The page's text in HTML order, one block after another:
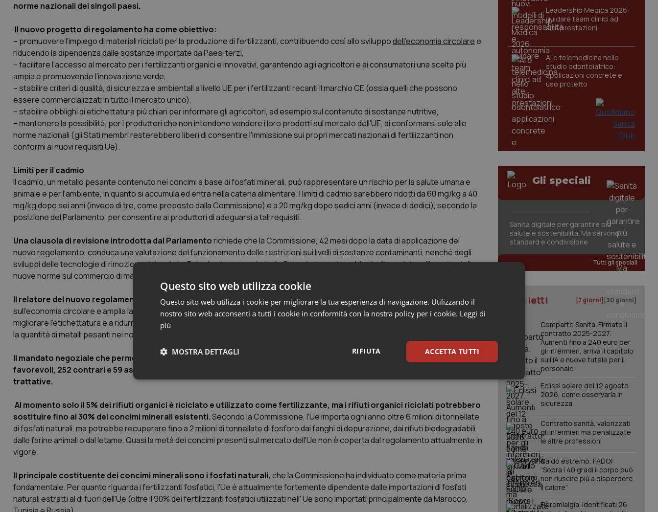
norme nazionali dei singoli paesi.
Il nuovo progetto di regolamento ha come obiettivo:
– promuovere l'impiego di materiali riciclati per la produzione di fertilizzanti, contribuendo così allo sviluppodell'economia circolaree
riducendo la dipendenza dalle sostanze importate da Paesi terzi,
– facilitare l'accesso al mercato per i fertilizzanti organici e innovativi, garantendo agli agricoltori e ai consumatori una scelta più
ampia e promuovendo l'innovazione verde,
– stabilire criteri di qualità, di sicurezza e ambientali a livello UE per i fertilizzanti recanti il marchio CE (ossia quelli che possono
essere commercializzati in tutto il mercato unico),
– stabilire obblighi di etichettatura più chiari per informare gli agricoltori, ad esempio sul contenuto di sostanze nutritive,
– mantenere la possibilità, per i produttori che non intendono vendere i loro prodotti sul mercato dell'UE, di conformarsi solo alle
norme nazionali (gli Stati membri resterebbero liberi di consentire l'immissione sui propri mercati nazionali di fertilizzanti non
conformi ai nuovi requisiti Ue).
Limiti per il cadmio
Il cadmio, un metallo pesante contenuto nei concimi a base di fosfati minerali, può rappresentare un rischio per la salute umana e
animale e per l'ambiente, in quanto si accumula ed entra nella catena alimentare. I limiti di cadmio sarebbero ridotti da 60 mg/kg a 40
mg/kg dopo sei anni (invece di tre, come proposto dalla Commissione) e a 20 mg/kg dopo sedici anni (invece di dodici), secondo la
posizione del Parlamento, per consentire ai produttori di adeguarsi a tali requisiti.
Una clausola di revisione introdotta dal Parlamentorichiede che la Commissione, 42 mesi dopo la data di applicazione del
nuovo regolamento, conduca una valutazione del funzionamento delle restrizioni sui livelli di sostanze contaminanti, nonché degli
sviluppi delle tecnologie di rimozione del cadmio. Entro lo stesso periodo, la Commissione dovrebbe inoltre valutare l'impatto delle
nuove norme sul commercio di materie prime, compresa la disponibilità di rocce fosfatiche, e sul mercato dei fertilizzanti.
Il relatore del nuovo regolameno Mihai Ţurcanu (PPE, RO), ha dichiarato:“Questa proposta fa parte del pacchetto
sull'economia circolare e amplia la gamma di fertilizzanti che possono essere ottenuti da prodotti secondari. Contribuirà inoltre a
migliorare l’etichettatura e a ridurre gli oneri amministrativi per i produttori e gli agricoltori. Vogliamo avere prodotti più sicuri e ridurre
la quantità di metalli pesanti nei nostri fertilizzanti. Il nostro dovere è fornire ai cittadini prodotti sicuri ad un prezzo accessibile”.
Il mandato negoziale che permette al Parlamento di avviare i colloqui con i ministri Ue è stato approvato con 343 voti
favorevoli, 252 contrari e 59 astensioni. Il dossier torna ora alla commissione per il mercato interno per condurre le
trattative.
Al momento solo il 5% dei rifiuti organici è riciclato e utilizzato come fertilizzante, ma i rifiuti organici riciclati potrebbero
sostituire fino al 30% dei concimi minerali esistenti.Secondo la Commissione, l'Ue importa ogni anno oltre 6 milioni di tonnellate
di fosfati naturali, ma potrebbe recuperare fino a 2 milioni di tonnellate di fosforo dai fanghi di depurazione, dai rifiuti biodegradabili,
dalle farine animali o dal letame. Quasi la metà dei concimi presenti sul mercato dell'Ue non è coperta dal regolamento attualmente in
vigore.
Il principale costituente dei concimi minerali sono i fosfati naturali, che la Commissione ha individuato come materia prima
fondamentale. Per quanto riguarda i fertilizzanti fosfatici, l'Ue è attualmente fortemente dipendente dalle importazioni di fosfati
naturali estratti al di fuori dell'Ue (oltre il 90% dei fertilizzanti fosfatici utilizzati nell' Ue sono importati principalmente da Marocco,
Leadership Medica 2026:
guidare team clinici ad
alte prestazioni
AI e telemedicina nello
studio odontoiatrico:
applicazioni concrete e
uso protetto
Gli speciali
Sanità digitale per garantire più
salute e sostenibilità. Ma servono
standard e condivisione
Tutti gli speciali
I più letti [7 giorni] [30 giorni]
Comparto Sanità. Firmato il
contratto 2025-2027.
Aumenti fino a 240 euro per
gli infermieri, arriva il capitolo
sull'IA e nuove tutele per il
personale
Eclissi solare del 12 agosto
2026, come osservarla in
sicurezza
Contratto sanità, valorizzati
gli infermieri ma penalizzate
le altre professioni
Caldo estremo, FADOI:
“Sopra i 40 gradi il corpo può
non riuscire più a disperdere
il calore”
Fibromialgia. Identificati 26
Questo sito web utilizza cookie
Questo sito web utilizza i cookie per migliorare la tua esperienza di navigazione. Utilizzando il
nostro sito web acconsenti a tutti i cookie in conformità con la nostra policy per i cookie. Leggi di
più
ACCETTA TUTTI
RIFIUTA
MOSTRA DETTAGLI
Necessari Statistici Marketing
e l'accesso alle aree protette del sito. Il sito web non è in grado di funzionare correttamente senza questi cookie.
Nome
Fornitore/Dominio Scadenza
Descrizione
VISITOR_PRIVACY_METADATA
5 mesi 4
Questo cookie viene utilizzato per memorizzare le